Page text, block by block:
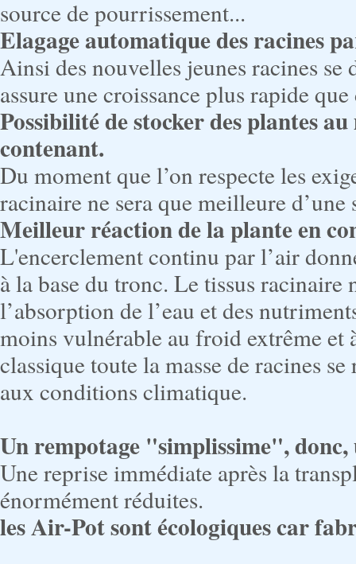
source de pourrissement...
Elagage automatique des racines
Ainsi des nouvelles jeunes racines
assure une croissance plus rapide
Possibilité de stocker des plantes
contenant.
Du moment que l’on respecte les
racinaire ne sera que meilleure d’une
Meilleur réaction de la plante en
L'encerclement continu par l’air
à la base du tronc. Le tissus racinaire
l’absorption de l’eau et des
moins vulnérable au froid extrême et
classique toute la masse de racines
aux conditions climatique.
Un rempotage "simplissime",
Une reprise immédiate après la
énormément réduites.
les Air-Pot sont écologiques car